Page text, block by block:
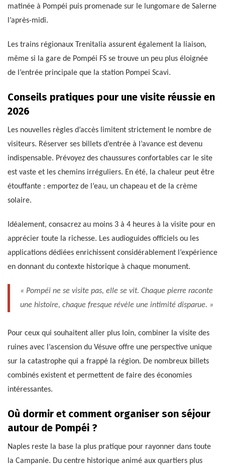
matinée à Pompéi puis promenade sur le lungomare de Salerne
l’après-midi.
Les trains régionaux Trenitalia assurent également la liaison,
même si la gare de Pompéi FS se trouve un peu plus éloignée
de l’entrée principale que la station Pompei Scavi.
Conseils pratiques pour une visite réussie en
2026
Les nouvelles règles d’accès limitent strictement le nombre de
visiteurs. Réserver ses billets d’entrée à l’avance est devenu
indispensable. Prévoyez des chaussures confortables car le site
est vaste et les chemins irréguliers. En été, la chaleur peut être
étouffante : emportez de l’eau, un chapeau et de la crème
solaire.
Idéalement, consacrez au moins 3 à 4 heures à la visite pour en
apprécier toute la richesse. Les audioguides officiels ou les
applications dédiées enrichissent considérablement l’expérience
en donnant du contexte historique à chaque monument.
« Pompéi ne se visite pas, elle se vit. Chaque pierre raconte
une histoire, chaque fresque révèle une intimité disparue. »
Pour ceux qui souhaitent aller plus loin, combiner la visite des
ruines avec l’ascension du Vésuve offre une perspective unique
sur la catastrophe qui a frappé la région. De nombreux billets
combinés existent et permettent de faire des économies
intéressantes.
Où dormir et comment organiser son séjour
autour de Pompéi ?
Naples reste la base la plus pratique pour rayonner dans toute
la Campanie. Du centre historique animé aux quartiers plus